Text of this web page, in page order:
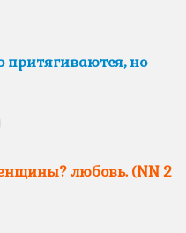
притягиваются, но
любовь. (NN 2